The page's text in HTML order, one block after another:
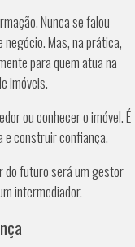
Nunca se falou
Mas, na prática,
para quem atua na
imóveis.
ou conhecer o imóvel. É
construir confiança.
do futuro será um gestor
intermediador.